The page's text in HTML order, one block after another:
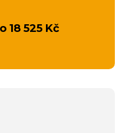
18 525 Kč